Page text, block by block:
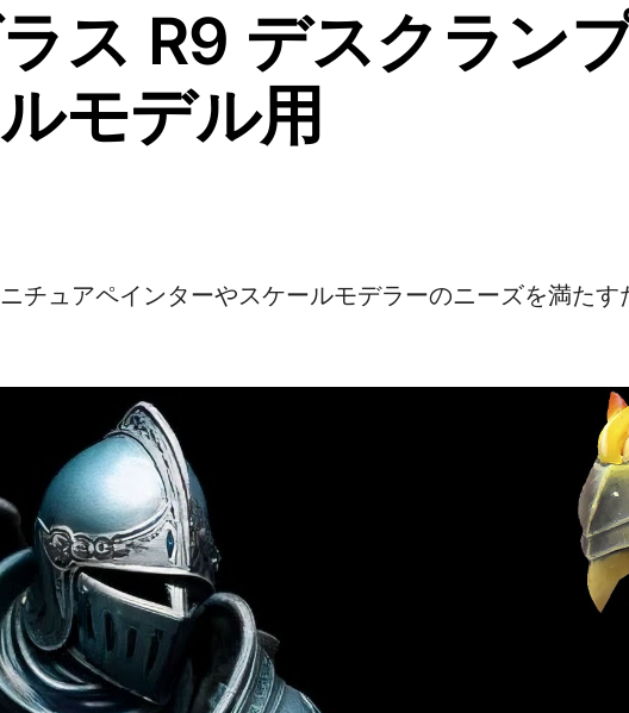
ス R9 デスクラン
モデル用
チュアペインターやスケールモデラーのニーズを満た